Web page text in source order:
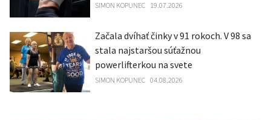
SIMON KOPUNEC 19.07.2026
Začala dvíhať činky v 91 rokoch. V 98 sa
stala najstaršou súťažnou
powerlifterkou na svete
SIMON KOPUNEC 04.08.2026